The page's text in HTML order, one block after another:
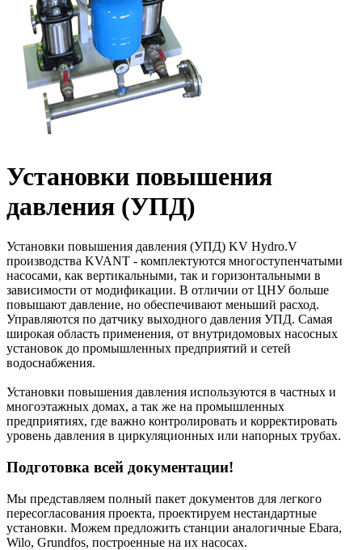
Установки повышения
давления (УПД)
Установки повышения давления (УПД) KV Hydro.V
производства KVANT - комплектуются многоступенчатыми
насосами, как вертикальными, так и горизонтальными в
зависимости от модификации. В отличии от ЦНУ больше
повышают давление, но обеспечивают меньший расход.
Управляются по датчику выходного давления УПД. Самая
широкая область применения, от внутридомовых насосных
установок до промышленных предприятий и сетей
водоснабжения.
Установки повышения давления используются в частных и
многоэтажных домах, а так же на промышленных
предприятиях, где важно контролировать и корректировать
уровень давления в циркуляционных или напорных трубах.
Подготовка всей документации!
Мы представляем полный пакет документов для легкого
пересогласования проекта, проектируем нестандартные
установки. Можем предложить станции аналогичные Ebara,
Wilo, Grundfos, построенные на их насосах.